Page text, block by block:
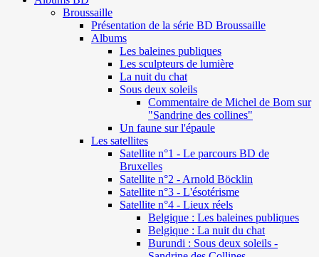
Broussaille
Présentation de la série BD Broussaille
Albums
Les baleines publiques
Les sculpteurs de lumière
La nuit du chat
Sous deux soleils
Commentaire de Michel de Bom sur
"Sandrine des collines"
Un faune sur l'épaule
Les satellites
Satellite n°1 - Le parcours BD de
Bruxelles
Satellite n°2 - Arnold Böcklin
Satellite n°3 - L'ésotérisme
Satellite n°4 - Lieux réels
Belgique : Les baleines publiques
Belgique : La nuit du chat
Burundi : Sous deux soleils -